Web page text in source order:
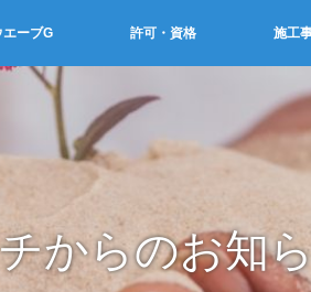
ーブG 許可・資格 施工
からのお知